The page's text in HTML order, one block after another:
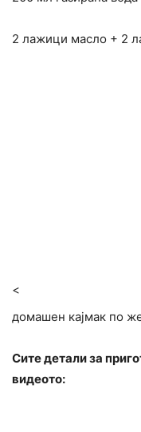
2 лажици масло + 2
<
домашен кајмак по
Сите детали за
видеото: